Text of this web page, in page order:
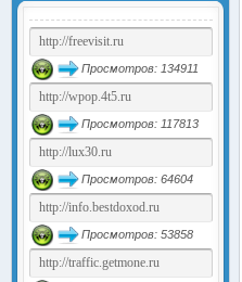
Просмотров: 134911
Просмотров: 117813
Просмотров: 64604
Просмотров: 53858